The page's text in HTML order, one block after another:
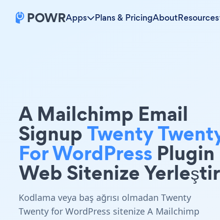
Apps Plans & PricingAboutResources
A Mailchimp Email
SignupTwenty
For WordPress Plugin
Web Sitenize
Kodlama veya baş ağrısı olmadan Twenty
Twenty for WordPress sitenize A Mailchimp